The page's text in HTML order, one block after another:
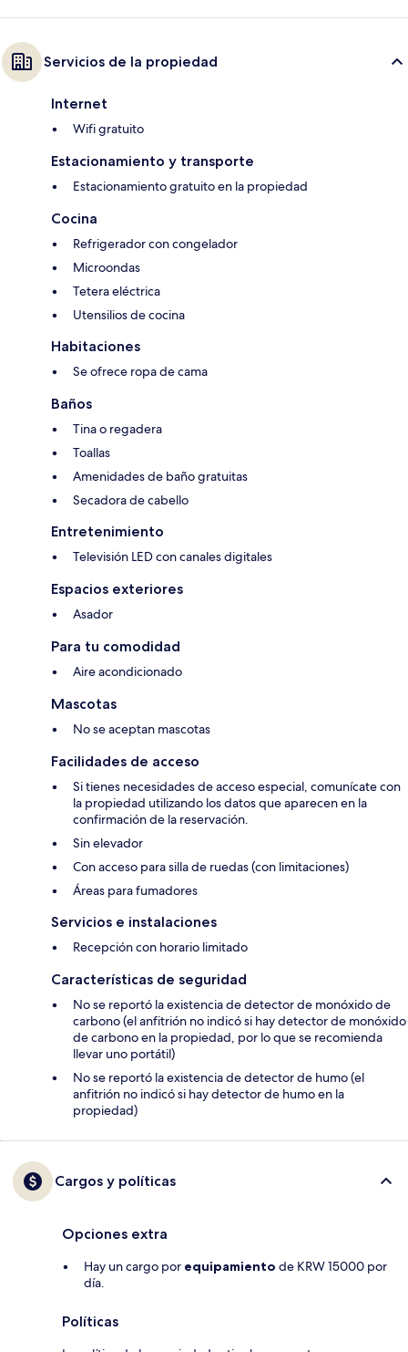
Servicios de la propiedad
Internet
Wifi gratuito
Estacionamiento y transporte
Estacionamiento gratuito en la propiedad
Cocina
Refrigerador con congelador
Microondas
Tetera eléctrica
Utensilios de cocina
Habitaciones
Se ofrece ropa de cama
Baños
Tina o regadera
Toallas
Amenidades de baño gratuitas
Secadora de cabello
Entretenimiento
Televisión LED con canales digitales
Espacios exteriores
Asador
Para tu comodidad
Aire acondicionado
Mascotas
No se aceptan mascotas
Facilidades de acceso
Si tienes necesidades de acceso especial, comunícate con
la propiedad utilizando los datos que aparecen en la
confirmación de la reservación.
Sin elevador
Con acceso para silla de ruedas (con limitaciones)
Áreas para fumadores
Servicios e instalaciones
Recepción con horario limitado
Características de seguridad
No se reportó la existencia de detector de monóxido de
carbono (el anfitrión no indicó si hay detector de monóxido
de carbono en la propiedad, por lo que se recomienda
llevar uno portátil)
No se reportó la existencia de detector de humo (el
anfitrión no indicó si hay detector de humo en la
propiedad)
Cargos y políticas
Opciones extra
Hay un cargo por equipamiento de KRW 15000 por
día.
Políticas